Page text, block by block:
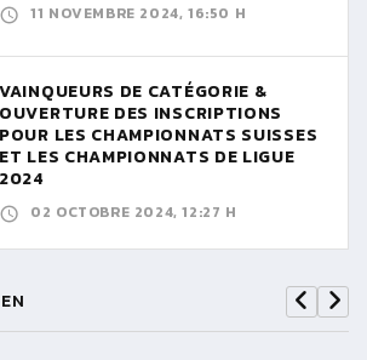
11 NOVEMBRE 2024, 16:50 H
VAINQUEURS DE CATÉGORIE &
OUVERTURE DES INSCRIPTIONS
POUR LES CHAMPIONNATS SUISSES
ET LES CHAMPIONNATS DE LIGUE
2024
02 OCTOBRE 2024, 12:27 H